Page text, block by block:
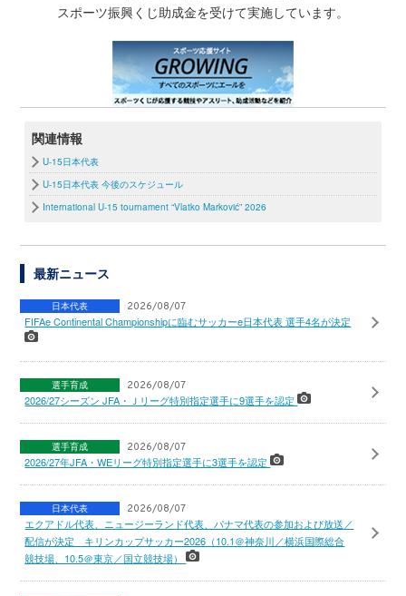
スポーツ振興くじ助成金を受けて実施しています。
関連情報
U-15日本代表
U-15日本代表 今後のスケジュール
International U-15 tournament “Vlatko Marković” 2026
最新ニュース
日本代表 2026/08/07
FIFAe Continental Championshipに臨むサッカーe日本代表 選手4名が決定
選手育成 2026/08/07
2026/27シーズン JFA・Ｊリーグ特別指定選手に9選手を認定
選手育成 2026/08/07
2026/27年JFA・WEリーグ特別指定選手に3選手を認定
日本代表 2026/08/07
エクアドル代表、ニュージーランド代表、パナマ代表の参加および放送／
配信が決定 キリンカップサッカー2026（10.1＠神奈川／横浜国際総合
競技場、10.5＠東京／国立競技場）